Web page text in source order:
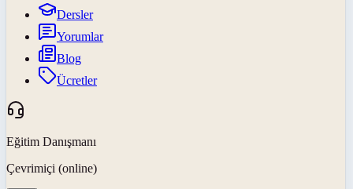
Dersler
Yorumlar
Blog
Ücretler
Eğitim Danışmanı
Çevrimiçi (online)